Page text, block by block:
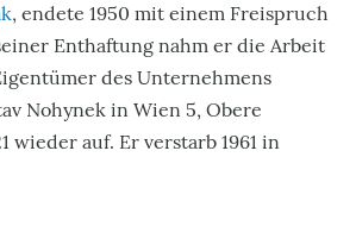
, endete 1950 mit einem Freispruch
Enthaftung nahm er die Arbeit
des Unternehmens
Nohynek in Wien 5, Obere
wieder auf. Er verstarb 1961 in